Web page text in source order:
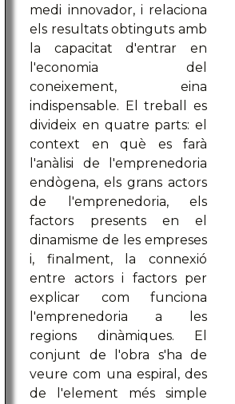
medi innovador, i relaciona
els resultats obtinguts amb
la capacitat d'entrar en
l'economia del
coneixement, eina
indispensable. El treball es
divideix en quatre parts: el
context en què es farà
l'anàlisi de l'emprenedoria
endògena, els grans actors
de l'emprenedoria, els
factors presents en el
dinamisme de les empreses
i, finalment, la connexió
entre actors i factors per
explicar com funciona
l'emprenedoria a les
regions dinàmiques. El
conjunt de l'obra s'ha de
veure com una espiral, des
de l'element més simple